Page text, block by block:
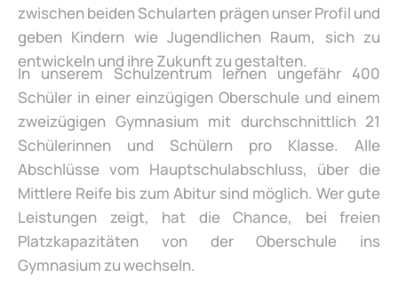
zwischen beiden Schularten prägen unser Profil und
geben Kindern wie Jugendlichen Raum, sich zu
entwickeln und ihre Zukunft zu gestalten.
In unserem Schulzentrum lernen ungefähr 400
Schüler in einer einzügigen Oberschule und einem
zweizügigen Gymnasium mit durchschnittlich 21
Schülerinnen und Schülern pro Klasse. Alle
Abschlüsse vom Hauptschulabschluss, über die
Mittlere Reife bis zum Abitur sind möglich. Wer gute
Leistungen zeigt, hat die Chance, bei freien
Platzkapazitäten von der Oberschule ins
Gymnasium zu wechseln.